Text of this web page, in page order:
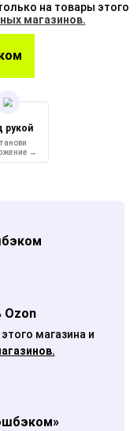
на товары этого
магазинов.
рукой
→
Ozon
магазина и